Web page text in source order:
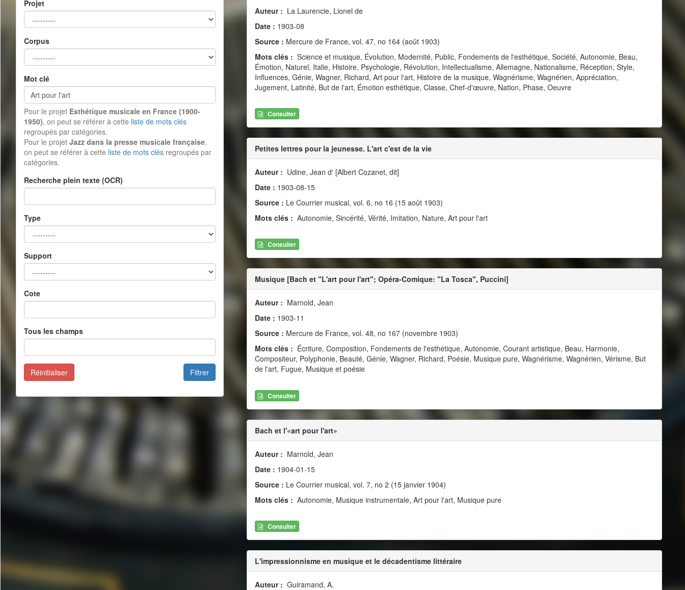
Projet
Corpus
Mot clé
Pour le projet Esthétique musicale en France (1900-
1950), on peut se référer à cette liste de mots clés
regroupés par catégories.
Pour le projet Jazz dans la presse musicale française,
on peut se référer à cette liste de mots clés regroupés par
catégories.
Recherche plein texte (OCR)
Type
Support
Cote
Tous les champs
Filtrer
Réinitialiser
Auteur : La Laurencie, Lionel de
Date : 1903-08
Source : Mercure de France, vol. 47, no 164 (août 1903)
Mots clés : Science et musique, Évolution, Modernité, Public, Fondements de l'esthétique, Société, Autonomie, Beau,
Émotion, Naturel, Italie, Histoire, Psychologie, Révolution, Intellectualisme, Allemagne, Nationalisme, Réception, Style,
Influences, Génie, Wagner, Richard, Art pour l'art, Histoire de la musique, Wagnérisme, Wagnérien, Appréciation,
Jugement, Latinité, But de l'art, Émotion esthétique, Classe, Chef-d'œuvre, Nation, Phase, Oeuvre
Consulter
Petites lettres pour la jeunesse. L'art c'est de la vie
Auteur : Udine, Jean d' [Albert Cozanet, dit]
Date : 1903-08-15
Source : Le Courrier musical, vol. 6, no 16 (15 août 1903)
Mots clés : Autonomie, Sincérité, Vérité, Imitation, Nature, Art pour l'art
Consulter
Musique [Bach et "L'art pour l'art"; Opéra-Comique: "La Tosca", Puccini]
Auteur : Marnold, Jean
Date : 1903-11
Source : Mercure de France, vol. 48, no 167 (novembre 1903)
Mots clés : Écriture, Composition, Fondements de l'esthétique, Autonomie, Courant artistique, Beau, Harmonie,
Compositeur, Polyphonie, Beauté, Génie, Wagner, Richard, Poésie, Musique pure, Wagnérisme, Wagnérien, Vérisme, But
de l'art, Fugue, Musique et poésie
Consulter
Bach et l'«art pour l'art»
Auteur : Marnold, Jean
Date : 1904-01-15
Source : Le Courrier musical, vol. 7, no 2 (15 janvier 1904)
Mots clés : Autonomie, Musique instrumentale, Art pour l'art, Musique pure
Consulter
L'impressionnisme en musique et le décadentisme littéraire
Auteur : Guiramand, A.